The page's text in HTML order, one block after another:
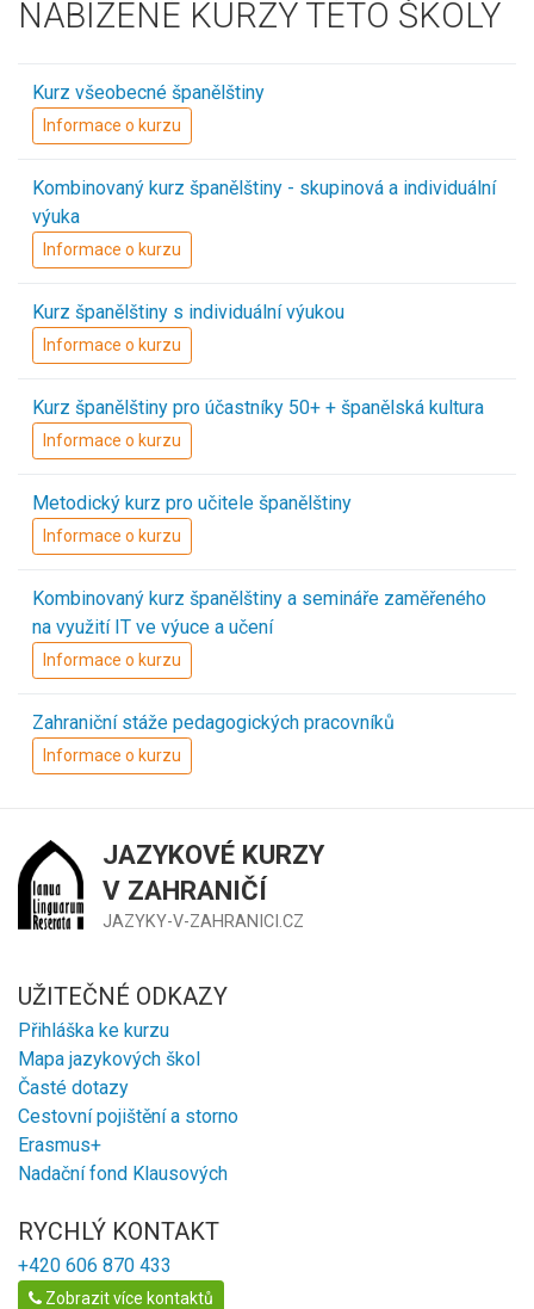
NABÍZENÉ KURZY TÉTO ŠKOLY
Kurz všeobecné španělštiny
Informace o kurzu
Kombinovaný kurz španělštiny - skupinová a individuální
výuka
Informace o kurzu
Kurz španělštiny s individuální výukou
Informace o kurzu
Kurz španělštiny pro účastníky 50+ + španělská kultura
Informace o kurzu
Metodický kurz pro učitele španělštiny
Informace o kurzu
Kombinovaný kurz španělštiny a semináře zaměřeného
na využití IT ve výuce a učení
Informace o kurzu
Zahraniční stáže pedagogických pracovníků
Informace o kurzu
JAZYKOVÉ KURZY
V ZAHRANIČÍ
JAZYKY-V-ZAHRANICI.CZ
UŽITEČNÉ ODKAZY
Přihláška ke kurzu
Mapa jazykových škol
Časté dotazy
Cestovní pojištění a storno
Erasmus+
Nadační fond Klausových
RYCHLÝ KONTAKT
+420 606 870 433
Zobrazit více kontaktů